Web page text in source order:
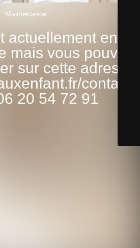
Maintenance
actuellement en
mais vous pouvez
sur cette adresse:
contact/
20 54 72 91